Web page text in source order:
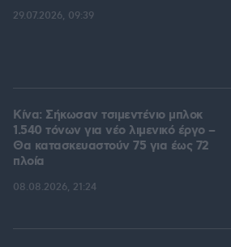
29.07.2026, 09:39
Κίνα: Σήκωσαν τσιμεντένιο μπλοκ
1.540 τόνων για νέο λιμενικό έργο –
Θα κατασκευαστούν 75 για έως 72
πλοία
08.08.2026, 21:24